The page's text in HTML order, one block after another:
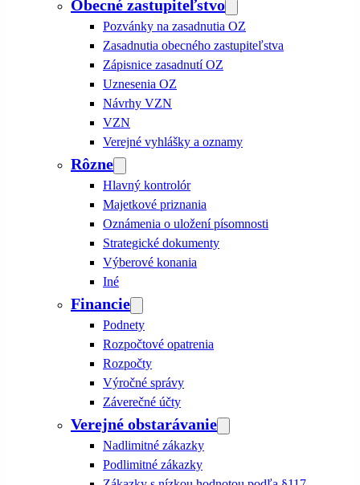
Obecné zastupiteľstvo
Pozvánky na zasadnutia OZ
Zasadnutia obecného zastupiteľstva
Zápisnice zasadnutí OZ
Uznesenia OZ
Návrhy VZN
VZN
Verejné vyhlášky a oznamy
Rôzne
Hlavný kontrolór
Majetkové priznania
Oznámenia o uložení písomnosti
Strategické dokumenty
Výberové konania
Iné
Financie
Podnety
Rozpočtové opatrenia
Rozpočty
Výročné správy
Záverečné účty
Verejné obstarávanie
Nadlimitné zákazky
Podlimitné zákazky